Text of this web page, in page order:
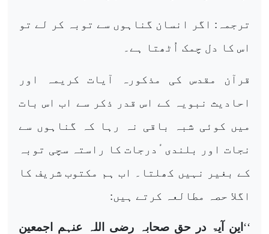
ترجمہ: اگر انسان گناہوں سے توبہ کر لے تو
اس کا دل چمک اُٹھتا ہے۔
قرآن مقدس کی مذکورہ آیات کریمہ اور
احادیث نبویہ کے اس قدر ذکر سے اب اس بات
میں کوئی شبہ باقی نہ رہا کہ گناہوں سے
نجات اور بلندی ٔدرجات کا راستہ سچی توبہ
کے بغیر نہیں کھلتا۔ اب ہم مکتوب شریف کا
اگلا حصہ مطالعہ کرتے ہیں:
‘‘ این آیۃ در حق صحابہ رضی اللہ عنہم اجمعین